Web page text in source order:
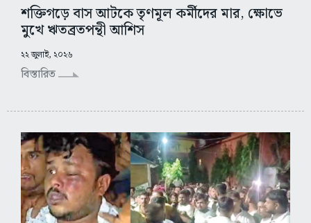
শক্তিগড়ে বাস আটকে তৃণমূল কর্মীদের মার, ক্ষোভে
মুখে ঋতব্রতপন্থী আশিস
২২ জুলাই, ২০২৬
বিস্তারিত